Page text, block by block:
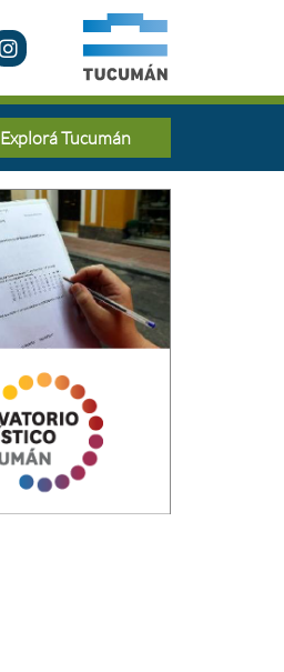
Explorá Tucumán